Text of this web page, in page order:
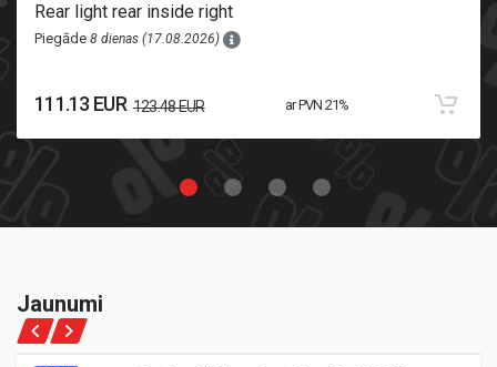
Rear light rear inside right
Piegāde 8 dienas (17.08.2026)
111.13 EUR 123.48 EUR ar PVN 21%
Jaunumi